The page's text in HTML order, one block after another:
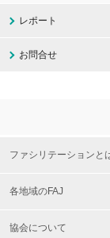
レポート
お問合せ
ファシリテーションと
各地域のFAJ
協会について